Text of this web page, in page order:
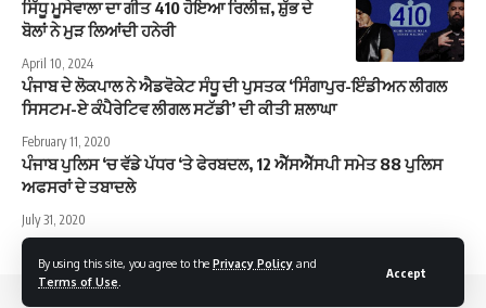
By using this site, you agree to the Privacy Policy and
Terms of Use
Accept
ਸਿੱਧੂ ਮੂਸੇਵਾਲਾ ਦਾ ਗੀਤ 410 ਹੋਇਆ ਰਿਲੀਜ਼, ਸ਼ੁੱਭ ਦੇ
ਬੋਲਾਂ ਨੇ ਮੁੜ ਲਿਆਂਦੀ ਹਨੇਰੀ
April 10, 2024
ਪੰਜਾਬ ਦੇ ਲੋਕਪਾਲ ਨੇ ਐਡਵੋਕੇਟ ਸੰਧੂ ਦੀ ਪੁਸਤਕ ‘ਸਿੰਗਾਪੁਰ-ਇੰਡੀਅਨ ਲੀਗਲ
ਸਿਸਟਮ-ਏ ਕੰਪੈਰੇਟਿਵ ਲੀਗਲ ਸਟੱਡੀ’ ਦੀ ਕੀਤੀ ਸ਼ਲਾਘਾ
February 11, 2020
ਪੰਜਾਬ ਪੁਲਿਸ ‘ਚ ਵੱਡੇ ਪੱਧਰ ‘ਤੇ ਫੇਰਬਦਲ, 12 ਐੱਸਐੱਸਪੀ ਸਮੇਤ 88 ਪੁਲਿਸ
ਅਫਸਰਾਂ ਦੇ ਤਬਾਦਲੇ
July 31, 2020